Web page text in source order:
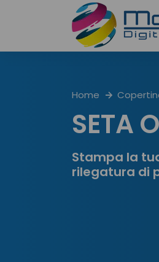
Home
SETA
Stampa la
rilegatura di